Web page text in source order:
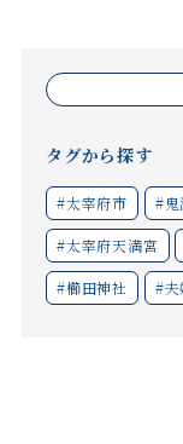
タグから探す
#太宰府市 #鬼
#太宰府天満宮
#櫛田神社 #夫